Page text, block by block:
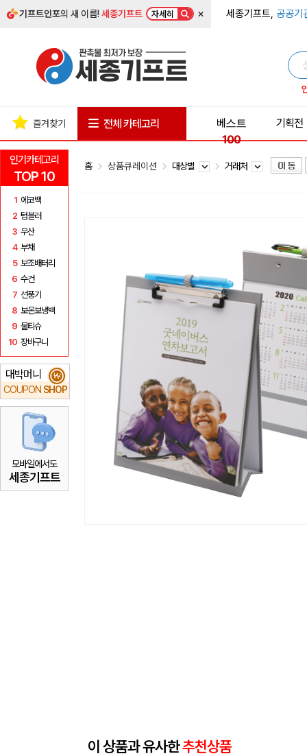
기프트인포의 새 이름!세종기프트 자세히 × 세종기프트, 공공기
인기카테고리
TOP 10
1 에코백
2 텀블러
3 우산
4 부채
5 보조배터리
6 수건
7 선풍기
8 보온보냉백
9 물티슈
10 장바구니
대박머니
COUPON SHOP
₩
모바일에서도
세종기프트
즐겨찾기 전체 카테고리
베스트
100
기획전
홈 상품큐레이션 대상별 거래처
이 상품과 유사한추천상품